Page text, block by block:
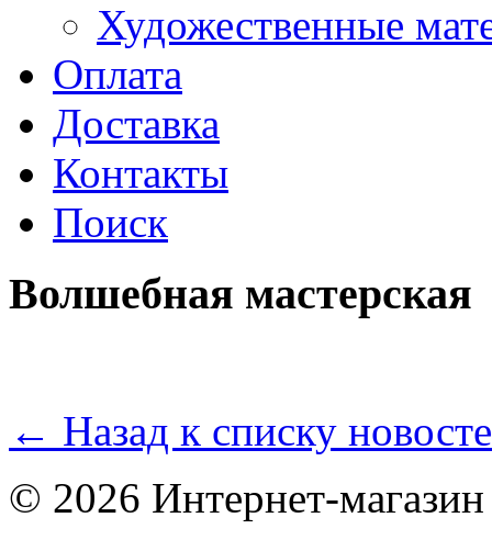
Художественные
Оплата
Доставка
Контакты
Поиск
Волшебная мастерская
← Назад к списку
© 2026 Интернет-